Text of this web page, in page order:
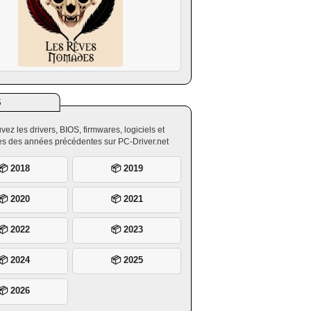
les drivers, BIOS, firmwares, logiciels et
des années précédentes sur PC-Driver.net
2018 📦 2019
2020 📦 2021
2022 📦 2023
2024 📦 2025
2026